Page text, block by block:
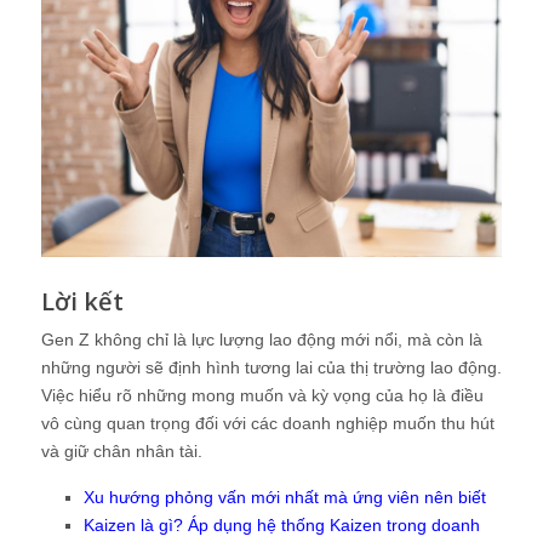
Lời kết
Gen Z không chỉ là lực lượng lao động mới nổi, mà còn là
những người sẽ định hình tương lai của thị trường lao động.
Việc hiểu rõ những mong muốn và kỳ vọng của họ là điều
vô cùng quan trọng đối với các doanh nghiệp muốn thu hút
và giữ chân nhân tài.
Xu hướng phỏng vấn mới nhất mà ứng viên nên biết
Kaizen là gì? Áp dụng hệ thống Kaizen trong doanh